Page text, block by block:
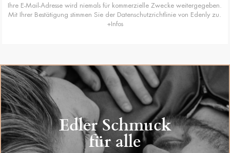
Ihre E-Mail-Adresse wird niemals für kommerzielle Zwecke weitergegeben.
Mit Ihrer Bestätigung stimmen Sie der Datenschutzrichtlinie von Edenly zu.
+Infos
Edler Schmuck
für alle